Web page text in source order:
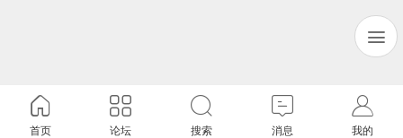
首页 论坛 搜索 消息 我的